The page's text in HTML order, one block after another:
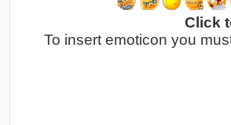
Click
To insert emoticon you